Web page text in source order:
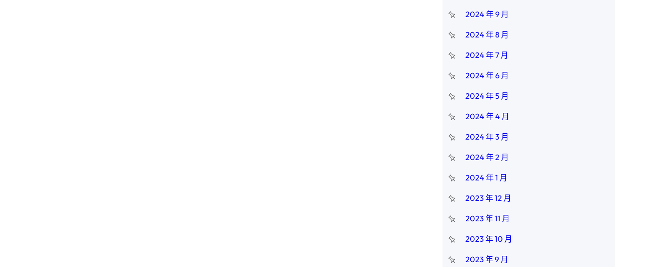
2024 年 9 月
2024 年 8 月
2024 年 7 月
2024 年 6 月
2024 年 5 月
2024 年 4 月
2024 年 3 月
2024 年 2 月
2024 年 1 月
2023 年 12 月
2023 年 11 月
2023 年 10 月
2023 年 9 月